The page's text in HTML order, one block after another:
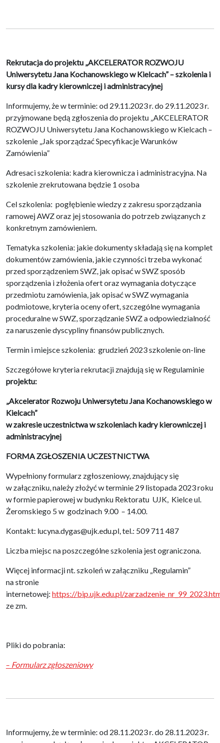
Rekrutacja do projektu „AKCELERATOR ROZWOJU
Uniwersytetu Jana Kochanowskiego w Kielcach” – szkolenia i
kursy dla kadry kierowniczej i administracyjnej
Informujemy, że w terminie: od 29.11.2023 r. do 29.11.2023 r.
przyjmowane będą zgłoszenia do projektu „AKCELERATOR
ROZWOJU Uniwersytetu Jana Kochanowskiego w Kielcach –
szkolenie „Jak sporządzać Specyfikacje Warunków
Zamówienia”
Adresaci szkolenia: kadra kierownicza i administracyjna. Na
szkolenie zrekrutowana będzie 1 osoba
Cel szkolenia: pogłębienie wiedzy z zakresu sporządzania
ramowej AWZ oraz jej stosowania do potrzeb związanych z
konkretnym zamówieniem.
Tematyka szkolenia: jakie dokumenty składają się na komplet
dokumentów zamówienia, jakie czynności trzeba wykonać
przed sporządzeniem SWZ, jak opisać w SWZ sposób
sporządzenia i złożenia ofert oraz wymagania dotyczące
przedmiotu zamówienia, jak opisać w SWZ wymagania
podmiotowe, kryteria oceny ofert, szczególne wymagania
proceduralne w SWZ, sporządzanie SWZ a odpowiedzialność
za naruszenie dyscypliny finansów publicznych.
Termin i miejsce szkolenia: grudzień 2023 szkolenie on-line
Szczegółowe kryteria rekrutacji znajdują się w Regulaminie
projektu:
„Akcelerator Rozwoju Uniwersytetu Jana Kochanowskiego w
Kielcach”
w zakresie uczestnictwa w szkoleniach kadry kierowniczej i
administracyjnej
FORMA ZGŁOSZENIA UCZESTNICTWA
Wypełniony formularz zgłoszeniowy, znajdujący się
w załączniku, należy złożyć w terminie 29 listopada 2023 roku
w formie papierowej w budynku Rektoratu UJK, Kielce ul.
Żeromskiego 5 w godzinach 9.00 – 14.00.
Kontakt: lucyna.dygas@ujk.edu.pl, tel.: 509 711 487
Liczba miejsc na poszczególne szkolenia jest ograniczona.
Więcej informacji nt. szkoleń w załączniku „Regulamin”
na stronie
internetowej: https://bip.ujk.edu.pl/
ze zm.
Pliki do pobrania:
– Formularz zgłoszeniowy
Informujemy, że w terminie: od 28.11.2023 r. do 28.11.2023 r.